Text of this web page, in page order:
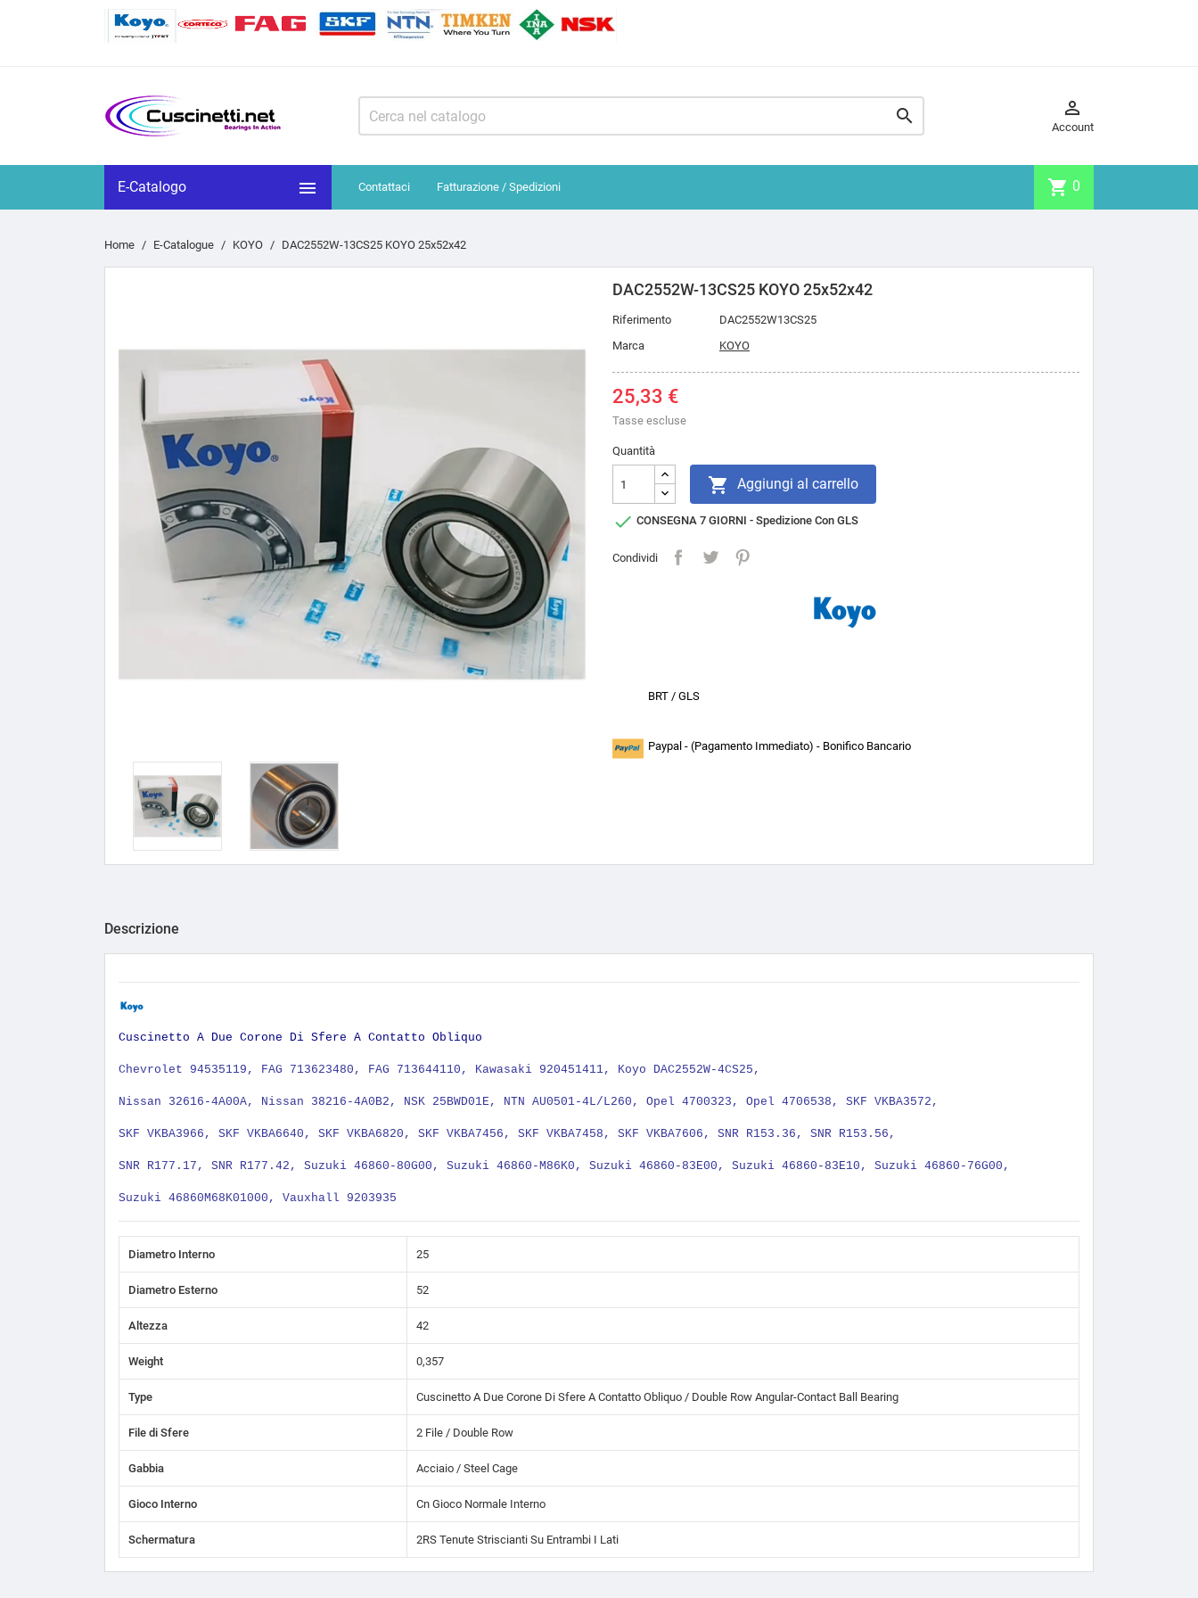
 
Account
E-Catalogo  Contattaci Fatturazione / Spedizioni shopping_cart 0
Home E-Catalogue KOYO DAC2552W-13CS25 KOYO 25x52x42
DAC2552W-13CS25 KOYO 25x52x42
Riferimento
DAC2552W13CS25
Marca
KOYO
25,33 €
Tasse escluse
Quantità
 Aggiungi al carrello
 CONSEGNA 7 GIORNI - Spedizione Con GLS
Condividi
BRT / GLS
Paypal - (Pagamento Immediato) - Bonifico Bancario
Descrizione
Cuscinetto A Due Corone Di Sfere A Contatto Obliquo
Chevrolet 94535119, FAG 713623480, FAG 713644110, Kawasaki 920451411, Koyo DAC2552W-4CS25,
Nissan 32616-4A00A, Nissan 38216-4A0B2, NSK 25BWD01E, NTN AU0501-4L/L260, Opel 4700323, Opel 4706538, SKF VKBA3572,
SKF VKBA3966, SKF VKBA6640, SKF VKBA6820, SKF VKBA7456, SKF VKBA7458, SKF VKBA7606, SNR R153.36, SNR R153.56,
SNR R177.17, SNR R177.42, Suzuki 46860-80G00, Suzuki 46860-M86K0, Suzuki 46860-83E00, Suzuki 46860-83E10, Suzuki 46860-76G00,
Suzuki 46860M68K01000, Vauxhall 9203935
Diametro Interno 25
Diametro Esterno 52
Altezza 42
Weight 0,357
Type Cuscinetto A Due Corone Di Sfere A Contatto Obliquo / Double Row Angular-Contact Ball Bearing
File di Sfere 2 File / Double Row
Gabbia Acciaio / Steel Cage
Gioco Interno Cn Gioco Normale Interno
Schermatura 2RS Tenute Striscianti Su Entrambi I Lati